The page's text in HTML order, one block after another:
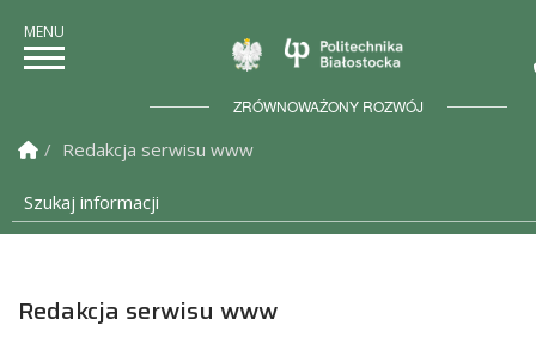
Politechnika
ZRÓWNOWAŻONY ROZWÓJ
Strona Główna
Redakcja serwisu www
Szukaj informacji
Redakcja serwisu www